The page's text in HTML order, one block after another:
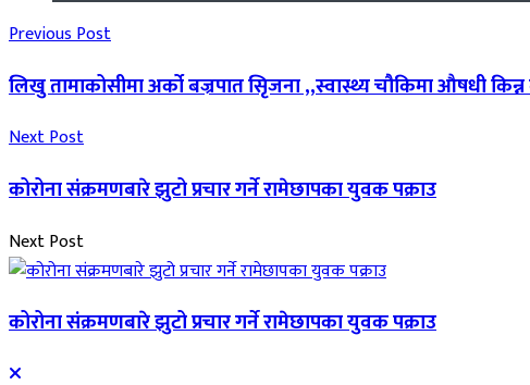
Previous Post
लिखु तामाकोसीमा अर्को बज्रपात सिृजना ,,स्वास्थ्य चौकिमा औषधी
Next Post
कोरोना संक्रमणबारे झुटो प्रचार गर्ने रामेछापका युवक पक्राउ
Next Post
कोरोना संक्रमणबारे झुटो प्रचार गर्ने रामेछापका युवक पक्राउ